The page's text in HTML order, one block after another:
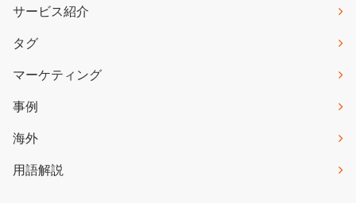
サービス紹介
タグ
マーケティング
事例
海外
用語解説